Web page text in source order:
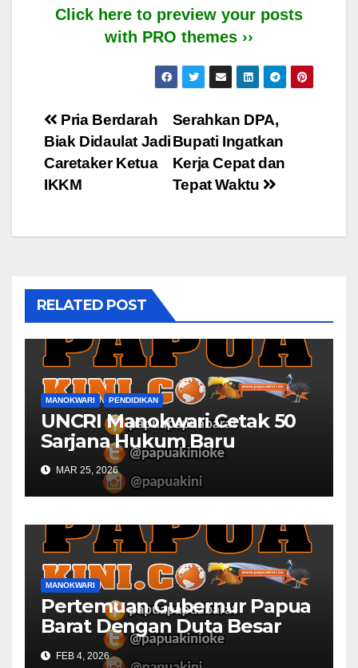
Click here to preview your posts
with PRO themes ››
Post
navigation
Serahkan DPA,
Bupati Ingatkan
Kerja Cepat dan
Tepat Waktu
Pria Berdarah
Biak Didaulat Jadi
Caretaker Ketua
IKKM
RELATED POST
MANOKWARI PENDIDIKAN
UNCRI Manokwari Cetak 50
Sarjana Hukum Baru
MAR 25, 2026
MANOKWARI
Pertemuan Gubernur Papua
Barat Dengan Duta Besar
Inggris Berbuah Manis
FEB 4, 2026